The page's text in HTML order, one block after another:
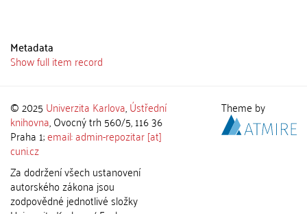
Metadata
Show full item record
© 2025 Univerzita Karlova,Ústřední
knihovna, Ovocný trh 560/5, 116 36
Praha 1;email: admin-repozitar [at]
cuni.cz
Za dodržení všech ustanovení
autorského zákona jsou
zodpovědné jednotlivé složky
Theme by